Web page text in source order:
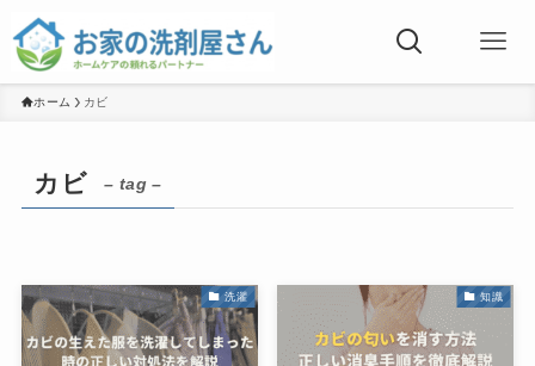
ホーム カビ
カビ – tag –
洗濯 知識